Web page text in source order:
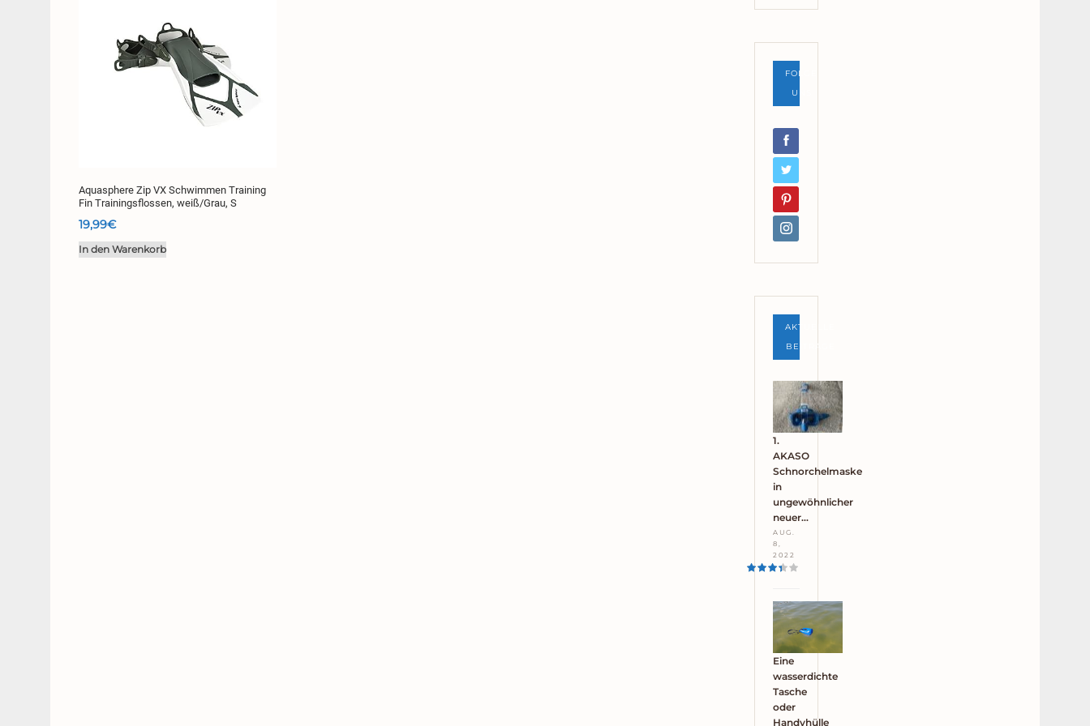
Aquasphere Zip VX Schwimmen Training
Fin Trainingsflossen, weiß/Grau, S
19,99€
In den Warenkorb
FOLGE
UNS
AKTUELLE
BEITRÄGE
1.
AKASO
Schnorchelmaske
in
ungewöhnlicher
neuer…
AUG.
8,
2022
Eine
wasserdichte
Tasche
oder
Handyhülle